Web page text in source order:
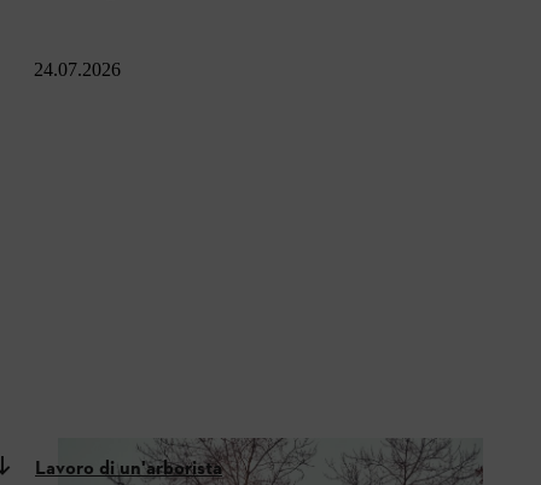
24.07.2026
Lavoro di un'arborista